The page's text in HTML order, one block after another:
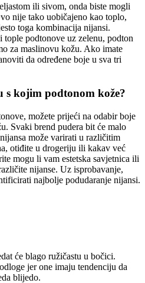
ili sivom, onda biste mogli
nije tako uobičajeno kao toplo,
toga kombinacija nijansi.
tople podtonove uz zelenu, podton
za maslinovu kožu. Ako imate
da određene boje u sva tri
s kojim podtonom kože?
možete prijeći na odabir boje
Svaki brend pudera bit će malo
može varirati u različitim
otiđite u drogeriju ili kakav već
mogu li vam estetska savjetnica ili
nijanse. Uz isprobavanje,
najbolje podudaranje nijansi.
će blago ružičastu u bočici.
jer one imaju tendenciju da
blijedo.